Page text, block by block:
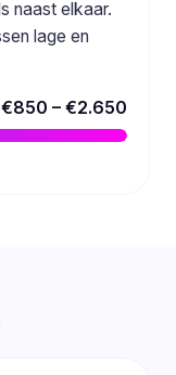
naast elkaar.
lage en
€850 – €2.650